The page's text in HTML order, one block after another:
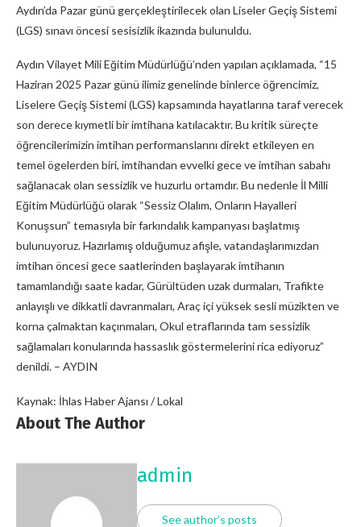
Aydın’da Pazar günü gerçekleştirilecek olan Liseler Geçiş Sistemi
(LGS) sınavı öncesi sesisizlik ikazında bulunuldu.
Aydın Vilayet Mili Eğitim Müdürlüğü’nden yapılan açıklamada, “15
Haziran 2025 Pazar günü ilimiz genelinde binlerce öğrencimiz,
Liselere Geçiş Sistemi (LGS) kapsamında hayatlarına taraf verecek
son derece kıymetli bir imtihana katılacaktır. Bu kritik süreçte
öğrencilerimizin imtihan performanslarını direkt etkileyen en
temel ögelerden biri, imtihandan evvelki gece ve imtihan sabahı
sağlanacak olan sessizlik ve huzurlu ortamdır. Bu nedenle İl Milli
Eğitim Müdürlüğü olarak “Sessiz Olalım, Onların Hayalleri
Konuşsun” temasıyla bir farkındalık kampanyası başlatmış
bulunuyoruz. Hazırlamış olduğumuz afişle, vatandaşlarımızdan
imtihan öncesi gece saatlerinden başlayarak imtihanın
tamamlandığı saate kadar, Gürültüden uzak durmaları, Trafikte
anlayışlı ve dikkatli davranmaları, Araç içi yüksek sesli müzikten ve
korna çalmaktan kaçınmaları, Okul etraflarında tam sessizlik
sağlamaları konularında hassaslık göstermelerini rica ediyoruz”
denildi. – AYDIN
Kaynak: İhlas Haber Ajansı / Lokal
About The Author
admin
See author's posts